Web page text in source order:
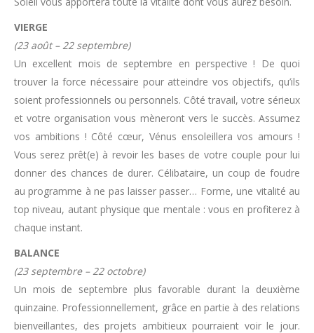
VIERGE
(23 août – 22 septembre)
Un excellent mois de septembre en perspective ! De quoi
trouver la force nécessaire pour atteindre vos objectifs, qu’ils
soient professionnels ou personnels. Côté travail, votre sérieux
et votre organisation vous mèneront vers le succès. Assumez
vos ambitions ! Côté cœur, Vénus ensoleillera vos amours !
Vous serez prêt(e) à revoir les bases de votre couple pour lui
donner des chances de durer. Célibataire, un coup de foudre
au programme à ne pas laisser passer… Forme, une vitalité au
top niveau, autant physique que mentale : vous en profiterez à
chaque instant.
BALANCE
(23 septembre – 22 octobre)
Un mois de septembre plus favorable durant la deuxième
quinzaine. Professionnellement, grâce en partie à des relations
bienveillantes, des projets ambitieux pourraient voir le jour.